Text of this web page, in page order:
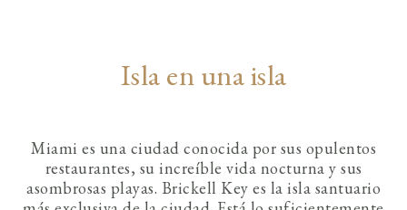
Isla en una isla
Miami es una ciudad conocida por sus opulentos
restaurantes, su increíble vida nocturna y sus
asombrosas playas. Brickell Key es la isla santuario